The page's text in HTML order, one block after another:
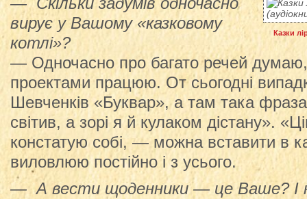
Казки
вирує у Вашому «казковому
котлі»?
— Одночасно про багато речей
проектами працюю. От сьогодні
Шевченків «Буквар», а там така
світив, а зорі я й кулаком дістану».
констатую собі, — можна вставити в
виловлюю постійно і з усього.
— А вести щоденники — це Ваше? І